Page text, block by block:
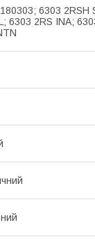
6303 2RSH
6303 2RS INA;